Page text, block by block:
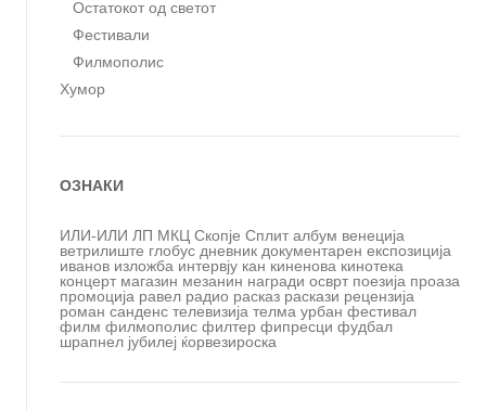
Остатокот од светот
Фестивали
Филмополис
Хумор
ОЗНАКИ
ИЛИ-ИЛИ ЛП МКЦ Скопје Сплит албум венеција
ветрилиште глобус дневник документарен експозиција
иванов изложба интервју кан киненова кинотека
концерт магазин мезанин награди осврт поезија проаза
промоција равел радио расказ раскази рецензија
роман санденс телевизија телма урбан фестивал
филм филмополис филтер фипресци фудбал
шрапнел јубилеј ќорвезироска